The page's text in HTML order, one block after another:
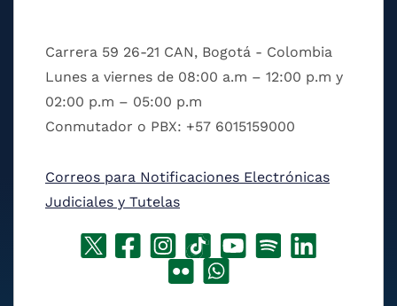
Carrera 59 26-21 CAN, Bogotá - Colombia
Lunes a viernes de 08:00 a.m – 12:00 p.m y
02:00 p.m – 05:00 p.m
Conmutador o PBX: +57 6015159000
Correos para Notificaciones Electrónicas
Judiciales y Tutelas